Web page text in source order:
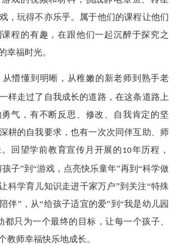
，玩得不亦乐乎。属于他们的课程让他们
程的有趣，在跟他们一起沉醉于探究之
幸福时光。
从懵懂到明晰，从稚嫩的新老师到熟手老
样走过了自我成长的道路，在这条道路上
气，有不断反思、修改、自我肯定的坚
耕的自我要求，也有一次次同伴互助、师
回望学前教育宣传月开展的 10年历程，
子”到“游戏，点亮快乐童年”再到“科学做
科学育儿知识走进千家万户”到关注“特殊
伴”，从“给孩子适宜的爱”到“我是幼儿园
都只为一个最终的目标，让每一个孩子、
教师幸福快乐地成长。